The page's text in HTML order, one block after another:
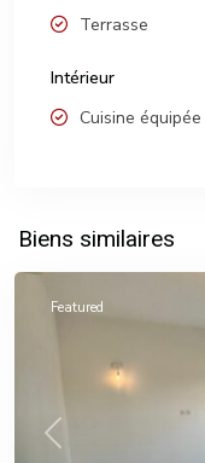
Terrasse
Intérieur
Cuisine équipée
Biens similaires
Previous
Featured